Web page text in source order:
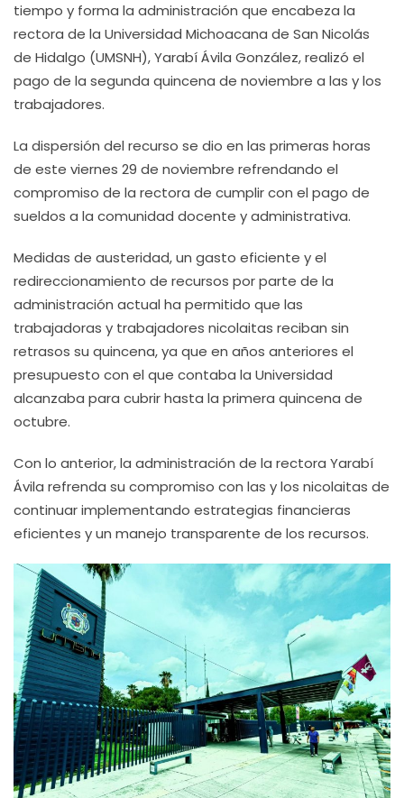
tiempo y forma la administración que encabeza la
rectora de la Universidad Michoacana de San Nicolás
de Hidalgo (UMSNH), Yarabí Ávila González, realizó el
pago de la segunda quincena de noviembre a las y los
trabajadores.
La dispersión del recurso se dio en las primeras horas
de este viernes 29 de noviembre refrendando el
compromiso de la rectora de cumplir con el pago de
sueldos a la comunidad docente y administrativa.
Medidas de austeridad, un gasto eficiente y el
redireccionamiento de recursos por parte de la
administración actual ha permitido que las
trabajadoras y trabajadores nicolaitas reciban sin
retrasos su quincena, ya que en años anteriores el
presupuesto con el que contaba la Universidad
alcanzaba para cubrir hasta la primera quincena de
octubre.
Con lo anterior, la administración de la rectora Yarabí
Ávila refrenda su compromiso con las y los nicolaitas de
continuar implementando estrategias financieras
eficientes y un manejo transparente de los recursos.